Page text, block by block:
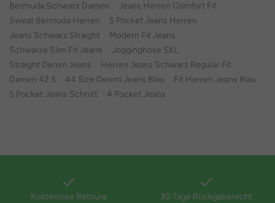
Bermuda Schwarz Damen
Jeans Herren Comfort Fit
Sweat Bermuda Herren
5 Pocket Jeans Herren
Jeans Schwarz Straight
Modern Fit Jeans
Schwarze Slim Fit Jeans
Jogginghose 5XL
Straight Denim Jeans
Herren Jeans Schwarz Regular Fit
Damen 42 5
44 Size Denim Jeans Blau
Fit Herren Jeans Blau
5 Pocket Jeans Schnitt
4 Pocket Jeans
Kostenlose Retoure 30 Tage Rückgaberecht